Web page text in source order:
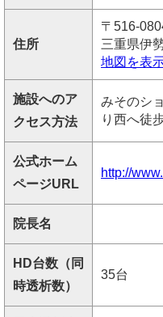
住所
〒516-
三重県伊
地図を表
施設へのア
クセス方法
みそのシ
り西へ徒
公式ホーム
ページURL
http://
院長名
HD台数（同
時透析数）
35台